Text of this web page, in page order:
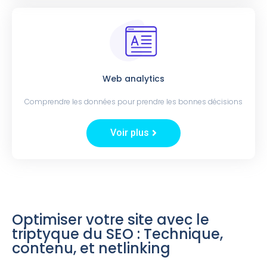
Web analytics
Comprendre les données pour prendre les bonnes décisions
Voir plus
Optimiser votre site avec le
triptyque du SEO : Technique,
contenu, et netlinking